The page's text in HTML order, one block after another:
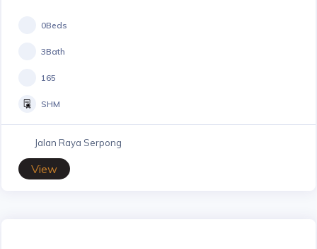
0Beds
3Bath
165
SHM
Jalan Raya Serpong
View